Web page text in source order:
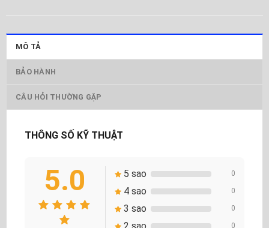
MÔ TẢ
BẢO HÀNH
CÂU HỎI THƯỜNG GẶP
THÔNG SỐ KỸ THUẬT
5.0 5 sao 0
4 sao 0
3 sao 0
0